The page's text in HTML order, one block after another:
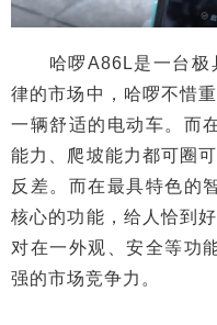
哈啰A86L是一台极
律的市场中，哈啰不惜
一辆舒适的电动车。而
能力、爬坡能力都可圈
反差。而在最具特色的
核心的功能，给人恰到
对在一外观、安全等功
强的市场竞争力。